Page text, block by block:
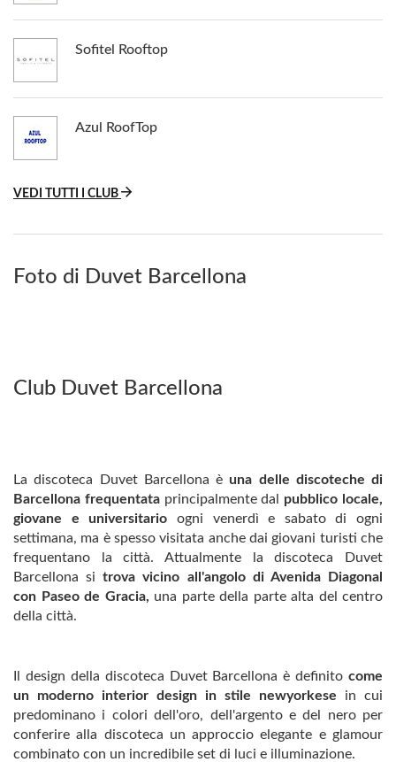
Sofitel Rooftop
Azul RoofTop
VEDI TUTTI I CLUB
Foto di Duvet Barcellona
Club Duvet Barcellona
La discoteca Duvet Barcellona è una delle discoteche di
Barcellona frequentataprincipalmente dal
pubblico locale,
giovane e universitario ogni venerdì e sabato di ogni
settimana, ma è spesso visitata anche dai giovani turisti che
frequentano la città. Attualmente la discoteca Duvet
Barcellona sitrova vicino all'angolo di Avenida Diagonal
con Paseo de Gracia, una parte della parte alta del centro
della città.
Il design della discoteca Duvet Barcellona è definito come
un moderno interior design in stile newyorkese in cui
predominano i colori dell'oro, dell'argento e del nero per
conferire alla discoteca un approccio elegante e glamour
combinato con un incredibile set di luci e illuminazione.